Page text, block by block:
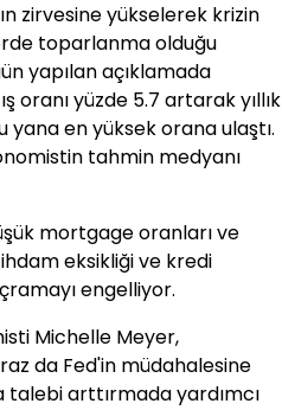
zirvesine yükselerek krizin
toparlanma olduğu
yapılan açıklamada
oranı yüzde 5.7 artarak yıllık
yana en yüksek orana ulaştı.
tahmin medyanı
mortgage oranları ve
eksikliği ve kredi
engelliyor.
Michelle Meyer,
da Fed'in müdahalesine
arttırmada yardımcı